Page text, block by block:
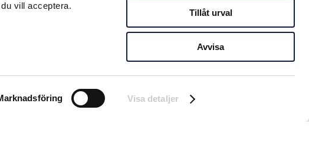
vill acceptera.
Visa detaljer
Tillåt urval
Avvisa